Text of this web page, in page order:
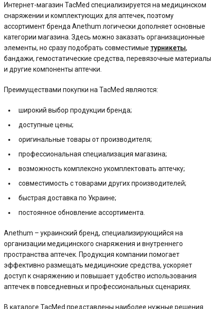
Интернет-магазин TacMed специализируется на медицинском
снаряжении и комплектующих для аптечек, поэтому
ассортимент бренда Anethum логически дополняет основные
категории магазина. Здесь можно заказать организационные
элементы, но сразу подобрать совместимые турникеты,
бандажи, гемостатические средства, перевязочные материалы
и другие компоненты аптечки.
Преимуществами покупки на TacMed являются:
широкий выбор продукции бренда;
доступные цены;
оригинальные товары от производителя;
профессиональная специализация магазина;
возможность комплексно укомплектовать аптечку;
совместимость с товарами других производителей;
быстрая доставка по Украине;
постоянное обновление ассортимента.
Anethum – украинский бренд, специализирующийся на
организации медицинского снаряжения и внутреннего
пространства аптечек. Продукция компании помогает
эффективно размещать медицинские средства, ускоряет
доступ к снаряжению и повышает удобство использования
аптечек в повседневных и профессиональных сценариях.
В каталоге TacMed представлены наиболее нужные решения